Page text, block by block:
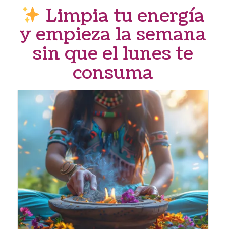
Limpia tu energía
y empieza la semana
sin que el lunes te
consuma